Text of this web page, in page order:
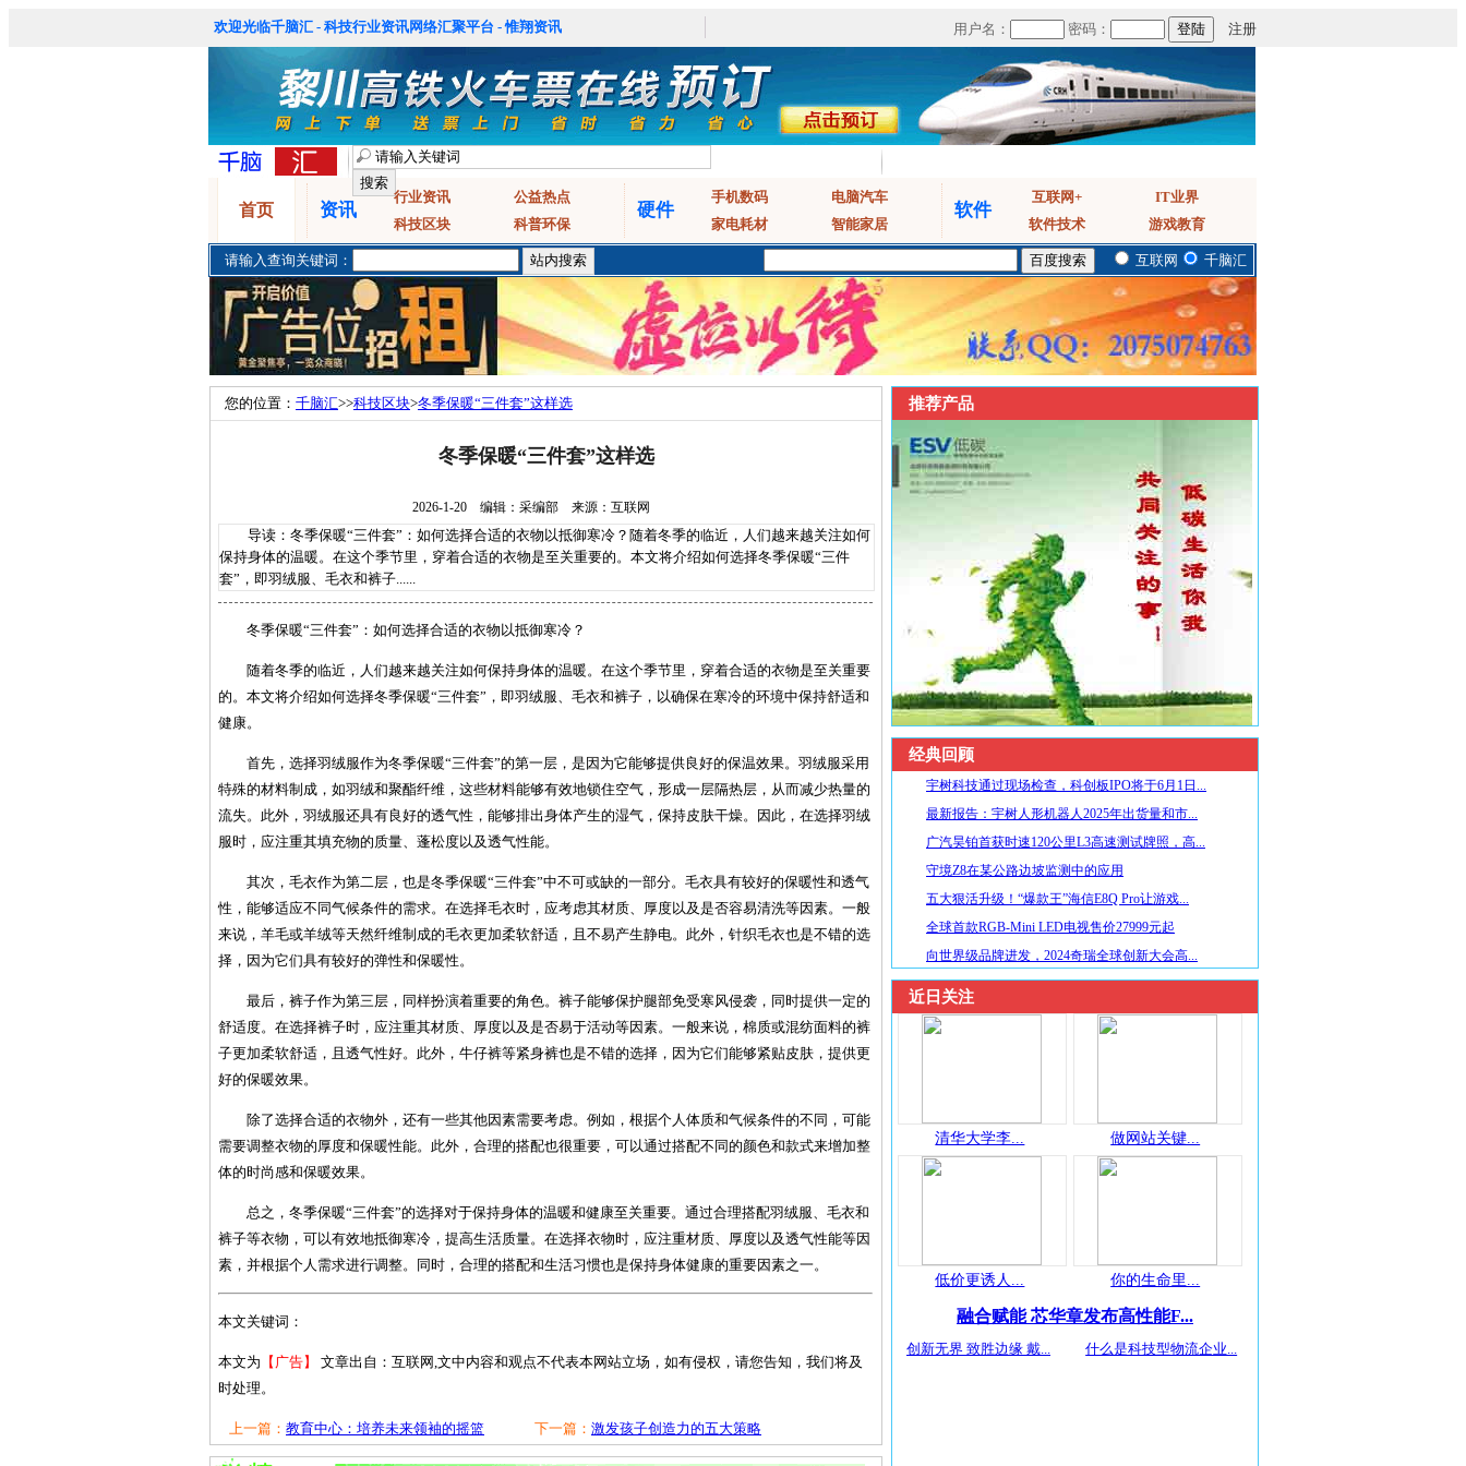
欢迎光临千脑汇 - 科技行业资讯网络汇聚平台 - 惟翔资讯 用户名： 密码： 注册
首页 资讯
行业资讯
公益热点
科技区块
科普环保
硬件
手机数码
电脑汽车
家电耗材
智能家居
软件
互联网+
IT业界
软件技术
游戏教育
请输入查询关键词： 互联网 千脑汇
您的位置： 千脑汇>>科技区块>冬季保暖“三件套”这样选
冬季保暖“三件套”这样选
2026-1-20 编辑：采编部 来源：互联网
导读：冬季保暖“三件套”：如何选择合适的衣物以抵御寒冷？随着冬季的临近，人们越来越关注如何
保持身体的温暖。在这个季节里，穿着合适的衣物是至关重要的。本文将介绍如何选择冬季保暖“三件
套”，即羽绒服、毛衣和裤子......
冬季保暖“三件套”：如何选择合适的衣物以抵御寒冷？
随着冬季的临近，人们越来越关注如何保持身体的温暖。在这个季节里，穿着合适的衣物是至关重要
的。本文将介绍如何选择冬季保暖“三件套”，即羽绒服、毛衣和裤子，以确保在寒冷的环境中保持舒适和
健康。
首先，选择羽绒服作为冬季保暖“三件套”的第一层，是因为它能够提供良好的保温效果。羽绒服采用
特殊的材料制成，如羽绒和聚酯纤维，这些材料能够有效地锁住空气，形成一层隔热层，从而减少热量的
流失。此外，羽绒服还具有良好的透气性，能够排出身体产生的湿气，保持皮肤干燥。因此，在选择羽绒
服时，应注重其填充物的质量、蓬松度以及透气性能。
其次，毛衣作为第二层，也是冬季保暖“三件套”中不可或缺的一部分。毛衣具有较好的保暖性和透气
性，能够适应不同气候条件的需求。在选择毛衣时，应考虑其材质、厚度以及是否容易清洗等因素。一般
来说，羊毛或羊绒等天然纤维制成的毛衣更加柔软舒适，且不易产生静电。此外，针织毛衣也是不错的选
择，因为它们具有较好的弹性和保暖性。
最后，裤子作为第三层，同样扮演着重要的角色。裤子能够保护腿部免受寒风侵袭，同时提供一定的
舒适度。在选择裤子时，应注重其材质、厚度以及是否易于活动等因素。一般来说，棉质或混纺面料的裤
子更加柔软舒适，且透气性好。此外，牛仔裤等紧身裤也是不错的选择，因为它们能够紧贴皮肤，提供更
好的保暖效果。
除了选择合适的衣物外，还有一些其他因素需要考虑。例如，根据个人体质和气候条件的不同，可能
需要调整衣物的厚度和保暖性能。此外，合理的搭配也很重要，可以通过搭配不同的颜色和款式来增加整
体的时尚感和保暖效果。
总之，冬季保暖“三件套”的选择对于保持身体的温暖和健康至关重要。通过合理搭配羽绒服、毛衣和
裤子等衣物，可以有效地抵御寒冷，提高生活质量。在选择衣物时，应注重材质、厚度以及透气性能等因
素，并根据个人需求进行调整。同时，合理的搭配和生活习惯也是保持身体健康的重要因素之一。
本文关键词：
本文为 【广告】
文章出自：互联网,文中内容和观点不代表本网站立场，如有侵权，请您告知，我们将及
时处理。
上一篇： 教育中心：培养未来领袖的摇篮 下一篇： 激发孩子创造力的五大策略
推荐产品
经典回顾
宇树科技通过现场检查，科创板IPO将于6月1日...
最新报告：宇树人形机器人2025年出货量和市...
广汽昊铂首获时速120公里L3高速测试牌照，高...
守境Z8在某公路边坡监测中的应用
五大狠活升级！“爆款王”海信E8Q Pro让游戏...
全球首款RGB-Mini LED电视售价27999元起
向世界级品牌进发，2024奇瑞全球创新大会高...
近日关注
清华大学李... 做网站关键...
低价更诱人... 你的生命里...
融合赋能 芯华章发布高性能F...
创新无界 致胜边缘 戴... 什么是科技型物流企业...